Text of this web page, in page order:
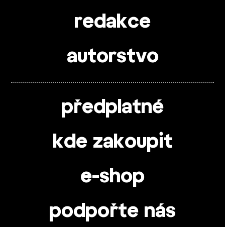
redakce
autorstvo
předplatné
kde zakoupit
e-shop
podpořte nás